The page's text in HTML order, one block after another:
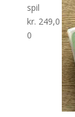
spil
kr. 249,0
0